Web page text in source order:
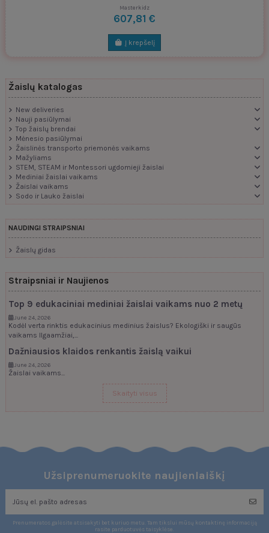
Masterkidz
607,81 €
Į krepšelį
Žaislų katalogas
New deliveries
Nauji pasiūlymai
Top žaislų brendai
Mėnesio pasiūlymai
Žaislinės transporto priemonės vaikams
Mažyliams
STEM, STEAM ir Montessori ugdomieji žaislai
Mediniai žaislai vaikams
Žaislai vaikams
Sodo ir Lauko žaislai
NAUDINGI STRAIPSNIAI
Žaislų gidas
Straipsniai ir Naujienos
Top 9 edukaciniai mediniai žaislai vaikams nuo 2 metų
June 24, 2026
Kodėl verta rinktis edukacinius medinius žaislus? Ekologiški ir saugūs
vaikams Ilgaamžiai,...
Dažniausios klaidos renkantis žaislą vaikui
June 24, 2026
Žaislai vaikams...
Skaityti visus
Užsiprenumeruokite naujienlaiškį
Prenumeratos galėsite atsisakyti bet kuriuo metu. Tam tikslui mūsų kontaktinę informaciją
rasite parduotuvės taisyklėse.